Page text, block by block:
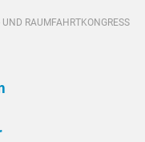
UND RAUMFAHRTKONGRESS